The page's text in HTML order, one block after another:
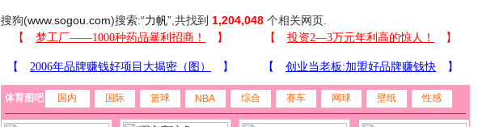
搜狗(www.sogou.com)搜索:“力帆”,共找到 1,204,048 个相关网页.
体育图吧 国内 国际 篮球 NBA 综合 赛车 网球 壁纸 性感